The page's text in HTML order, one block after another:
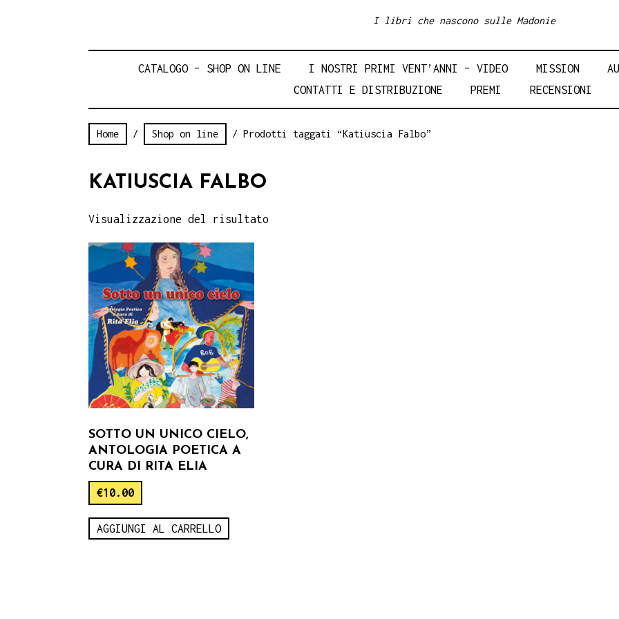
I libri che nascono sulle Madonie
CATALOGO – SHOP ON LINE I NOSTRI PRIMI VENT’ANNI – VIDEO MISSION
CONTATTI E DISTRIBUZIONE
PREMI RECENSIONI
Home / Shop on line / Prodotti taggati “Katiuscia Falbo”
KATIUSCIA FALBO
Visualizzazione del risultato
SOTTO UN UNICO CIELO,
ANTOLOGIA POETICA A
CURA DI RITA ELIA
€10.00
AGGIUNGI AL CARRELLO